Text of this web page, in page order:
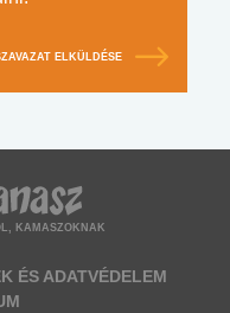
ELKÜLDÉSE
KAMASZOKNAK
ÉS ADATVÉDELEM